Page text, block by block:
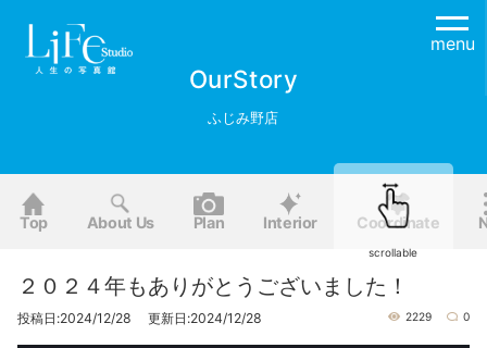
menu
OurStory
ふじみ野店
Top About Us Plan Interior Coordinate
２０２４年もありがとうございました！
投稿日:2024/12/28 更新日:2024/12/28 2229 0